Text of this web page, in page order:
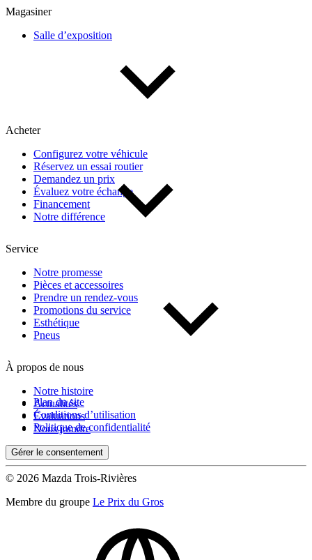
Magasiner
Salle d’exposition
Acheter
Configurez votre véhicule
Réservez un essai routier
Demandez un prix
Évaluez votre échange
Financement
Notre différence
Service
Notre promesse
Pièces et accessoires
Prendre un rendez-vous
Promotions du service
Esthétique
Pneus
À propos de nous
Notre histoire
Actualités
Évaluations
Nous joindre
Plan du site
Conditions d’utilisation
Politique de confidentialité
Gérer le consentement
© 2026 Mazda Trois-Rivières
Membre du groupe Le Prix du Gros